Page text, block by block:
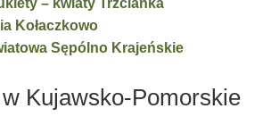
– kwiaty Trzcianka
Kołaczkowo
Sępólno Krajeńskie
Kujawsko-Pomorskie